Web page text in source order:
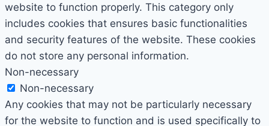
website to function properly. This category only
includes cookies that ensures basic functionalities
and security features of the website. These cookies
do not store any personal information.
Non-necessary
Non-necessary
Any cookies that may not be particularly necessary
for the website to function and is used specifically to